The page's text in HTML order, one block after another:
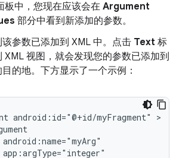
板中，您现在应该会在 Argument
部分中看到新添加的参数。
参数已添加到 XML 中。点击 Text 标
XML 视图，就会发现您的参数已添加到
的地。下方显示了一个示例：
android:id="@+id/myFragment"